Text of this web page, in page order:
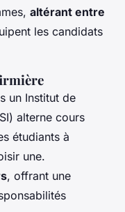
altérant entre
les candidats
un Institut de
alterne cours
étudiants à
une.
, offrant une